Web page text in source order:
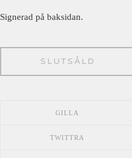
Signerad på baksidan.
SLUTSÅLD
GILLA
TWITTRA